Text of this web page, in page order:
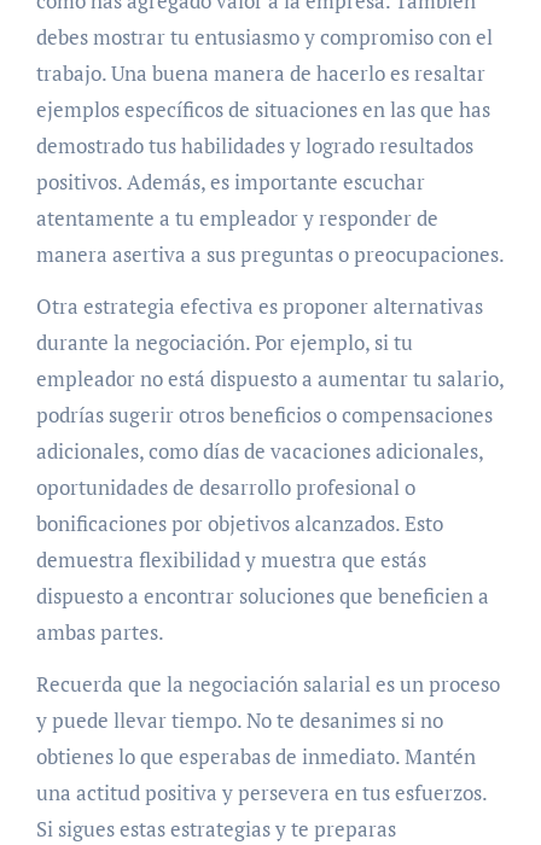
debes mostrar tu entusiasmo y compromiso con el
trabajo. Una buena manera de hacerlo es resaltar
ejemplos específicos de situaciones en las que has
demostrado tus habilidades y logrado resultados
positivos. Además, es importante escuchar
atentamente a tu empleador y responder de
manera asertiva a sus preguntas o preocupaciones.
Otra estrategia efectiva es proponer alternativas
durante la negociación. Por ejemplo, si tu
empleador no está dispuesto a aumentar tu salario,
podrías sugerir otros beneficios o compensaciones
adicionales, como días de vacaciones adicionales,
oportunidades de desarrollo profesional o
bonificaciones por objetivos alcanzados. Esto
demuestra flexibilidad y muestra que estás
dispuesto a encontrar soluciones que beneficien a
ambas partes.
Recuerda que la negociación salarial es un proceso
y puede llevar tiempo. No te desanimes si no
obtienes lo que esperabas de inmediato. Mantén
una actitud positiva y persevera en tus esfuerzos.
Si sigues estas estrategias y te preparas